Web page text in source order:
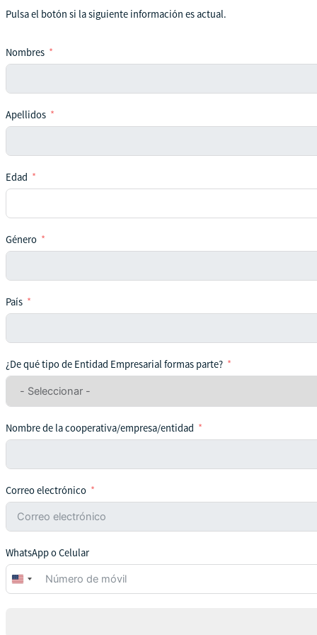
Pulsa el botón si la siguiente información es actual.
Nombres
Apellidos
Edad
Género
País
¿De qué tipo de Entidad Empresarial formas parte?
Nombre de la cooperativa/empresa/entidad
Correo electrónico
WhatsApp o Celular
United
States